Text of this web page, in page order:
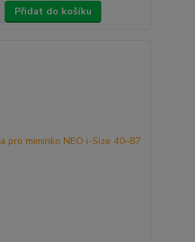
Přidat do košíku